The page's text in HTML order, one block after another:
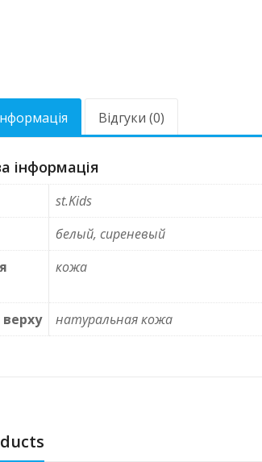
Відгуки (0)
інформація
st.Kids
белый, сиреневый
кожа
натуральная кожа